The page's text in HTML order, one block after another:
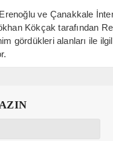
ve Çanakkale
Kökçak tarafından
gördükleri alanları ile